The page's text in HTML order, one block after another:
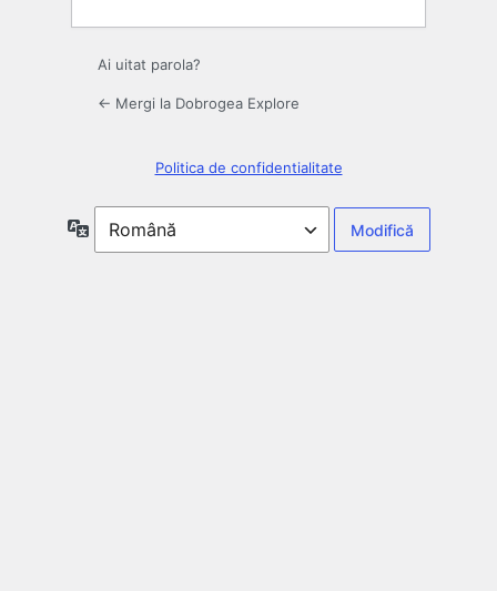
Ai uitat parola?
← Mergi la Dobrogea Explore
Politica de confidentialitate
Limbă